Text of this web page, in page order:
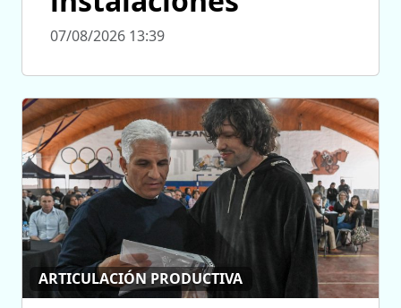
07/08/2026 13:39
ARTICULACIÓN PRODUCTIVA